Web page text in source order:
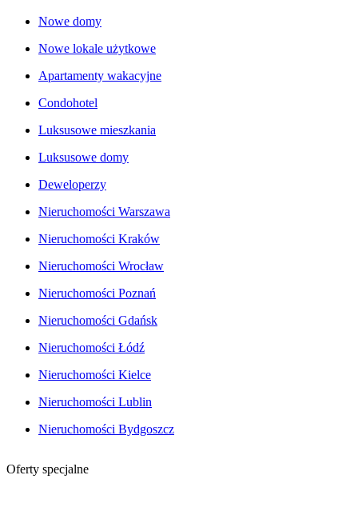
Nowe domy
Nowe lokale użytkowe
Apartamenty wakacyjne
Condohotel
Luksusowe mieszkania
Luksusowe domy
Deweloperzy
Nieruchomości Warszawa
Nieruchomości Kraków
Nieruchomości Wrocław
Nieruchomości Poznań
Nieruchomości Gdańsk
Nieruchomości Łódź
Nieruchomości Kielce
Nieruchomości Lublin
Nieruchomości Bydgoszcz
Oferty specjalne